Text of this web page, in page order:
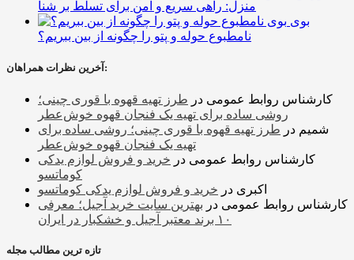
منزل: راهی سریع و امن برای تسلط بر شنا
بوی
نامطبوع حوله و پتو را چگونه از بین ببریم؟
آخرین نظرات همراهان:
کارشناس روابط عمومی در طرز تهیه قهوه با قوری چینی؛
روشی ساده برای تهیه یک فنجان قهوه خوش‌عطر
شمیم در طرز تهیه قهوه با قوری چینی؛ روشی ساده برای
تهیه یک فنجان قهوه خوش‌عطر
کارشناس روابط عمومی در خرید و فروش لوازم یدکی
کوماتسو
اکبری در خرید و فروش لوازم یدکی کوماتسو
کارشناس روابط عمومی در بهترین سایت خرید آجیل؛ معرفی
۱۰ برند معتبر آجیل و خشکبار در ایران
تازه ترین مطالب مجله